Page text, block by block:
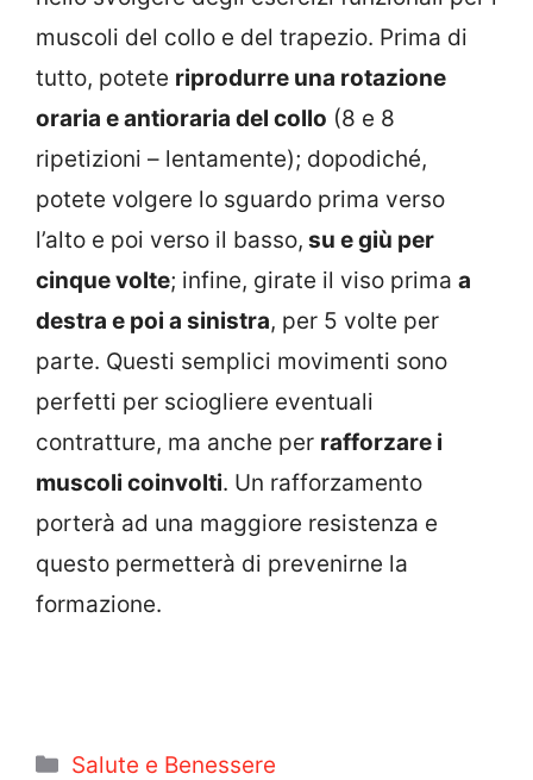
muscoli del collo e del trapezio. Prima di
tutto, potete riprodurre una rotazione
oraria e antioraria del collo (8 e 8
ripetizioni – lentamente); dopodiché,
potete volgere lo sguardo prima verso
l’alto e poi verso il basso, su e giù per
cinque volte; infine, girate il viso prima a
destra e poi a sinistra, per 5 volte per
parte. Questi semplici movimenti sono
perfetti per sciogliere eventuali
contratture, ma anche per rafforzare i
muscoli coinvolti. Un rafforzamento
porterà ad una maggiore resistenza e
questo permetterà di prevenirne la
formazione.
Categorie
Salute e Benessere